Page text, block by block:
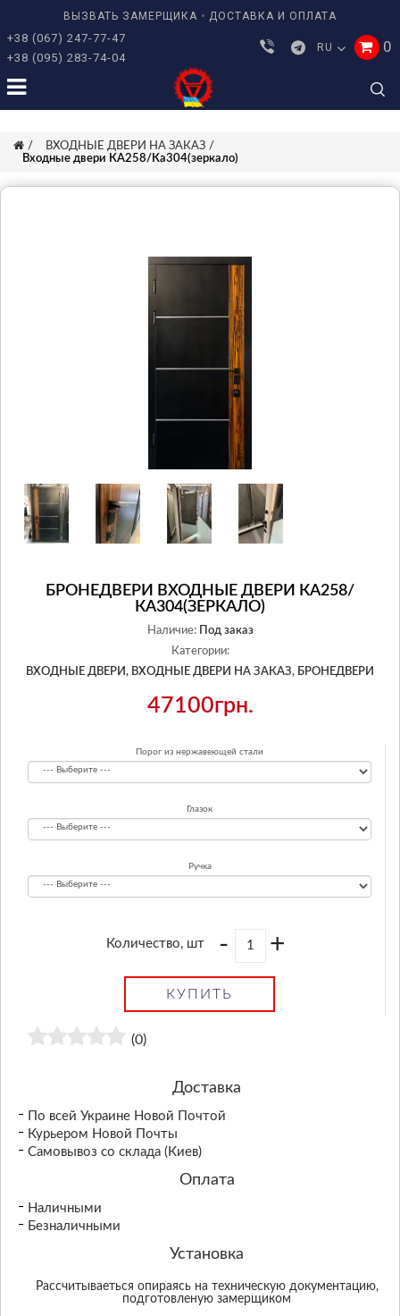
ВЫЗВАТЬ ЗАМЕРЩИКА ДОСТАВКА И ОПЛАТА
+38 (067) 247-77-47
+38 (095) 283-74-04
RU 0
ВХОДНЫЕ ДВЕРИ НА ЗАКАЗ
Входные двери КА258/Ка304(зеркало)
БРОНЕДВЕРИ ВХОДНЫЕ ДВЕРИ КА258/
КА304(ЗЕРКАЛО)
Наличие:
Под заказ
Категории:
ВХОДНЫЕ ДВЕРИ, ВХОДНЫЕ ДВЕРИ НА ЗАКАЗ, БРОНЕДВЕРИ
47100грн.
Порог из нержавеющей стали
Глазок
Ручка
Количество, шт - +
КУПИТЬ
(0)
Доставка
По всей Украине Новой Почтой
Курьером Новой Почты
Самовывоз со склада (Киев)
Оплата
Наличными
Безналичными
Установка
Рассчитываеться опираясь на техническую документацию,
подготовленую замерщиком